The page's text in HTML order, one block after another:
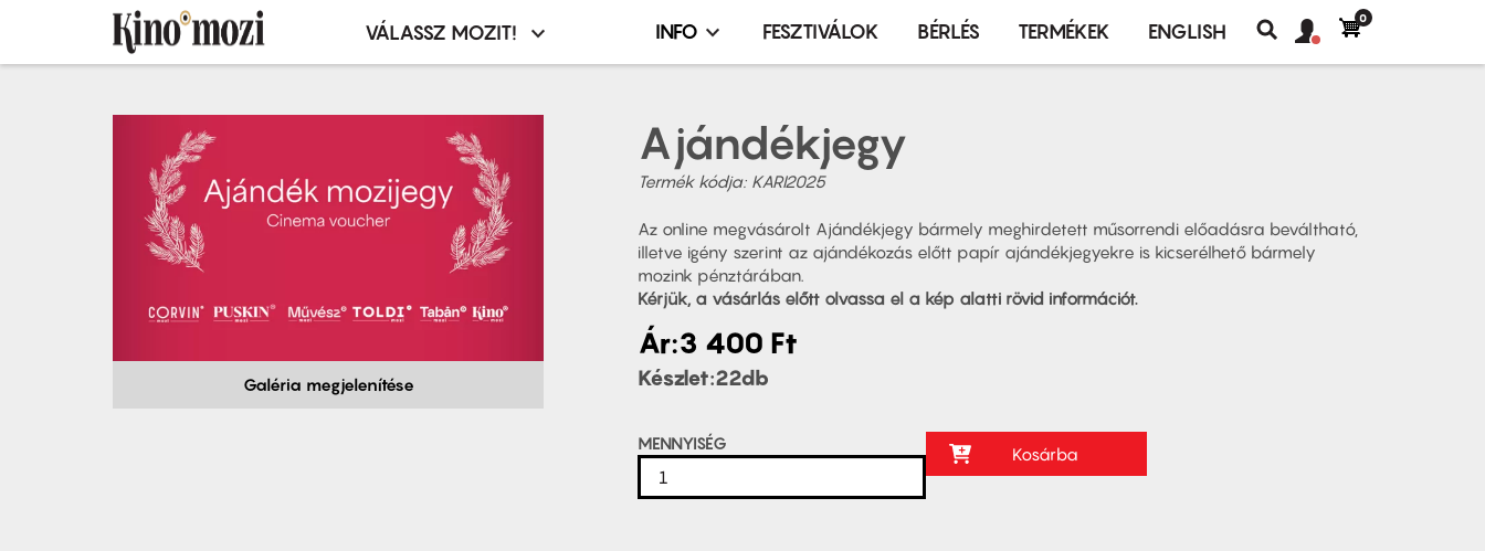
Moziválasztó
VÁLASSZ MOZIT!
Infó,
terembérlés
menü
INFO FESZTIVÁLOK BÉRLÉS TERMÉKEK ENGLISH
Keresés
fiók
Felhasználói
0
Galéria megjelenítése
Ajándékjegy
Termék kódja KARI2025
Az online megvásárolt Ajándékjegy bármely meghirdetett műsorrendi előadásra beváltható,
illetve igény szerint az ajándékozás előtt papír ajándékjegyekre is kicserélhető bármely
mozink pénztárában.
Kérjük, a vásárlás előtt olvassa el a kép alatti rövid információt.
Ár 3 400 Ft
Készlet 22
MENNYISÉG
Kosárba